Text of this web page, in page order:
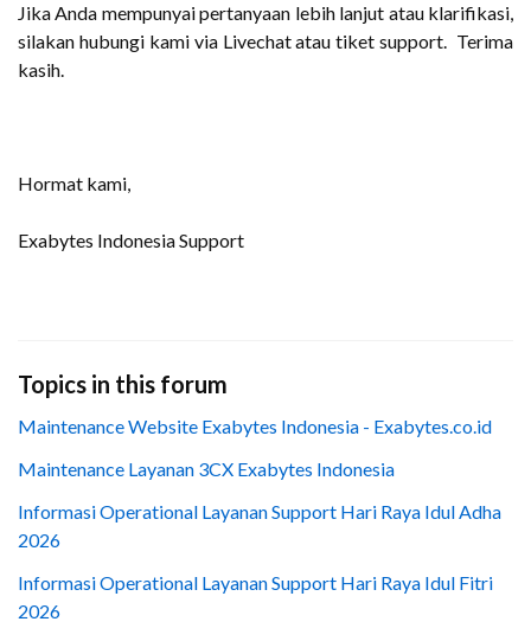
Jika Anda mempunyai pertanyaan lebih lanjut atau klarifikasi,
silakan hubungi kami via Livechat atau tiket support. Terima
kasih.
Hormat kami,
Exabytes Indonesia Support
Topics in this forum
Maintenance Website Exabytes Indonesia - Exabytes.co.id
Maintenance Layanan 3CX Exabytes Indonesia
Informasi Operational Layanan Support Hari Raya Idul Adha
2026
Informasi Operational Layanan Support Hari Raya Idul Fitri
2026